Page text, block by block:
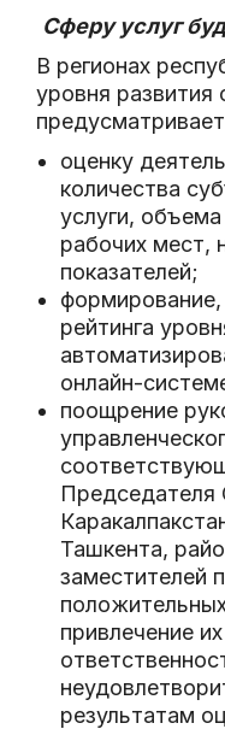
Сферу услуг
В регионах
уровня развития
оценку
количества
услуги,
рабочих мест,
показателей;
рейтинга
онлайн-
поощрение
Председателя
Ташкента,
заместителей
привлечение
результатам